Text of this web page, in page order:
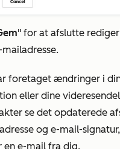
" for at afslutte
foretaget ændringer i
eller dine
se det opdaterede
og e-mail-
en e-mail fra dig.